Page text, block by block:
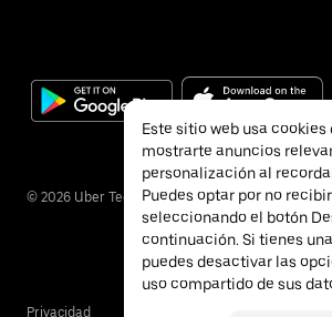
© 2026 Uber Technologies Inc.
Privacidad
Este sitio web usa
mostrarte anuncios
personalización al
Puedes optar por no
seleccionando el botón
continuación. Si tienes
puedes desactivar las
uso compartido de sus